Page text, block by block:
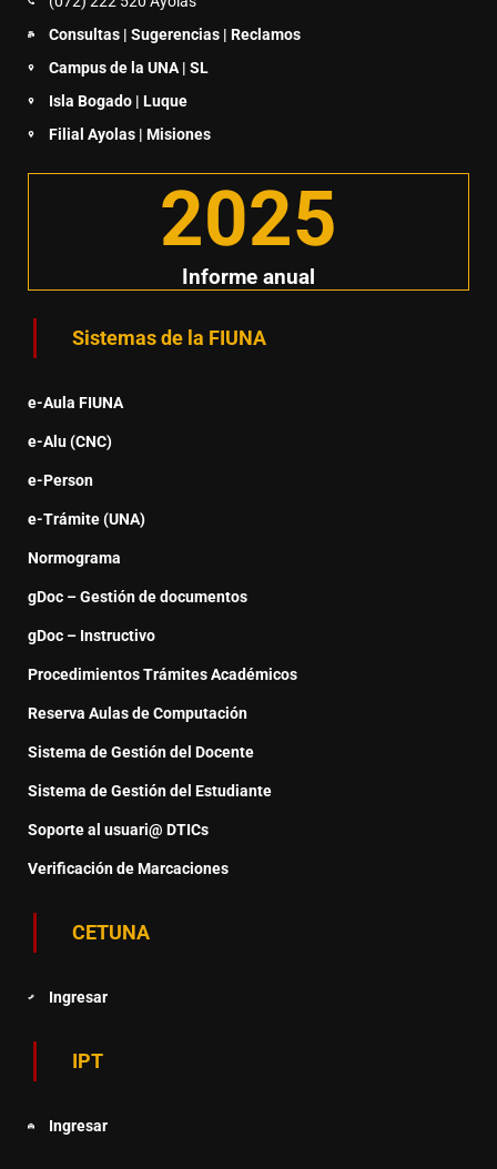
Consultas | Sugerencias | Reclamos
Campus de la UNA | SL
Isla Bogado | Luque
Filial Ayolas | Misiones
Informe anual
2025
Sistemas de la FIUNA
e-Aula FIUNA
e-Alu (CNC)
e-Person
e-Trámite (UNA)
Normograma
gDoc – Gestión de documentos
gDoc – Instructivo
Procedimientos Trámites Académicos
Reserva Aulas de Computación
Sistema de Gestión del Docente
Sistema de Gestión del Estudiante
Soporte al usuari@ DTICs
Verificación de Marcaciones
CETUNA
Ingresar
IPT
Ingresar